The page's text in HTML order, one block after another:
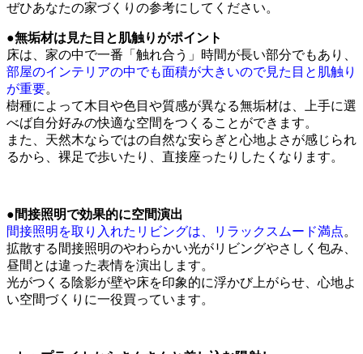
ぜひあなたの家づくりの参考にしてください。
●無垢材は見た目と肌触りがポイント
床は、家の中で一番「触れ合う」時間が長い部分でもあり、
部屋のインテリアの中でも面積が大きいので見た目と肌触り
が重要。
樹種によって木目や色目や質感が異なる無垢材は、上手に選
べば自分好みの快適な空間をつくることができます。
また、天然木ならではの自然な安らぎと心地よさが感じられ
るから、裸足で歩いたり、直接座ったりしたくなります。
●間接照明で効果的に空間演出
間接照明を取り入れたリビングは、リラックスムード満点。
拡散する間接照明のやわらかい光がリビングやさしく包み、
昼間とは違った表情を演出します。
光がつくる陰影が壁や床を印象的に浮かび上がらせ、心地よ
い空間づくりに一役買っています。